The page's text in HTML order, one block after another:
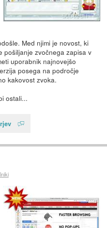
Med njimi je novost, ki
pošiljanje zvočnega zapisa v
uporabnik najnovejšo
posega na področje
kakovost zvoka.
ostali...